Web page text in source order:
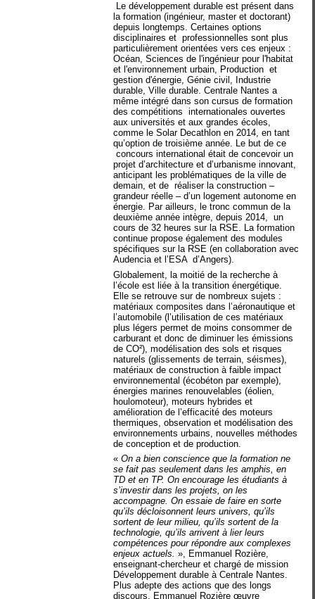
Le développement durable est présent dans
la formation (ingénieur, master et doctorant)
depuis longtemps. Certaines options
disciplinaires et professionnelles sont plus
particulièrement orientées vers ces enjeux :
Océan, Sciences de l'ingénieur pour l'habitat
et l'environnement urbain, Production et
gestion d'énergie, Génie civil, Industrie
durable, Ville durable. Centrale Nantes a
même intégré dans son cursus de formation
des compétitions internationales ouvertes
aux universités et aux grandes écoles,
comme le Solar Decathlon en 2014, en tant
qu’option de troisième année. Le but de ce
concours international était de concevoir un
projet d’architecture et d’urbanisme innovant,
anticipant les problématiques de la ville de
demain, et de réaliser la construction –
grandeur réelle – d’un logement autonome en
énergie. Par ailleurs, le tronc commun de la
deuxième année intègre, depuis 2014, un
cours de 32 heures sur la RSE. La formation
continue propose également des modules
spécifiques sur la RSE (en collaboration avec
Audencia et l’ESA d’Angers).
Globalement, la moitié de la recherche à
l’école est liée à la transition énergétique.
Elle se retrouve sur de nombreux sujets :
matériaux composites dans l’aéronautique et
l’automobile (l’utilisation de ces matériaux
plus légers permet de moins consommer de
carburant et donc de diminuer les émissions
de CO²), modélisation des sols et risques
naturels (glissements de terrain, séismes),
matériaux de construction à faible impact
environnemental (écobéton par exemple),
énergies marines renouvelables (éolien,
houlomoteur), moteurs hybrides et
amélioration de l’efficacité des moteurs
thermiques, observation et modélisation des
environnements urbains, nouvelles méthodes
de conception et de production.
«On a bien conscience que la formation ne
se fait pas seulement dans les amphis, en
TD et en TP. On encourage les étudiants à
s’investir dans les projets, on les
accompagne. On essaie de faire en sorte
qu’ils décloisonnent leurs univers, qu’ils
sortent de leur milieu, qu’ils sortent de la
technologie, qu’ils arrivent à lier leurs
compétences pour répondre aux complexes
enjeux actuels.», Emmanuel Rozière,
enseignant-chercheur et chargé de mission
Développement durable à Centrale Nantes.
Plus adepte des actions que des longs
discours, Emmanuel Rozière œuvre